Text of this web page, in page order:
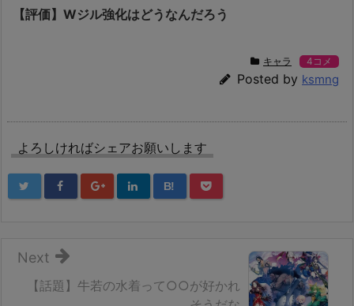
【評価】Wジル強化はどうなんだろう
キャラ 4コメ
Posted by ksmng
よろしければシェアお願いします
B!
【話題】牛若の水着って○○が好かれ
Next